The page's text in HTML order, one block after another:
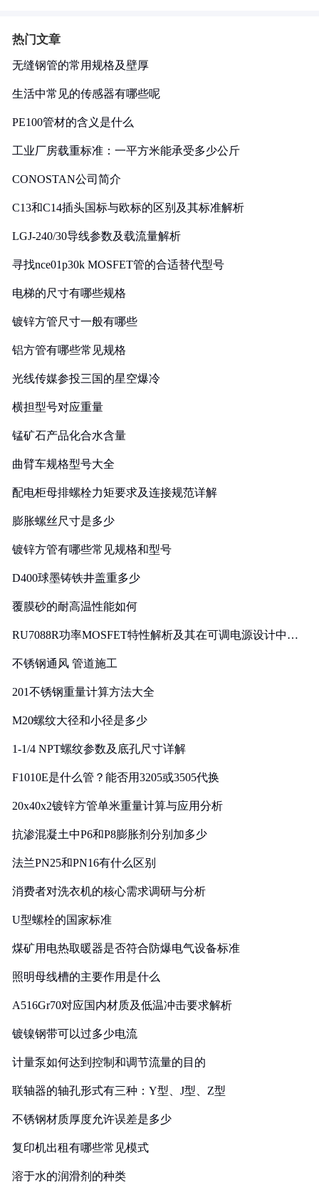
热门文章
无缝钢管的常用规格及壁厚
生活中常见的传感器有哪些呢
PE100管材的含义是什么
工业厂房载重标准：一平方米能承受多少公斤
CONOSTAN公司简介
C13和C14插头国标与欧标的区别及其标准解析
LGJ-240/30导线参数及载流量解析
寻找nce01p30k MOSFET管的合适替代型号
电梯的尺寸有哪些规格
镀锌方管尺寸一般有哪些
铝方管有哪些常见规格
光线传媒参投三国的星空爆冷
横担型号对应重量
锰矿石产品化合水含量
曲臂车规格型号大全
配电柜母排螺栓力矩要求及连接规范详解
膨胀螺丝尺寸是多少
镀锌方管有哪些常见规格和型号
D400球墨铸铁井盖重多少
覆膜砂的耐高温性能如何
RU7088R功率MOSFET特性解析及其在可调电源设计中的
不锈钢通风 管道施工
201不锈钢重量计算方法大全
M20螺纹大径和小径是多少
1-1/4 NPT螺纹参数及底孔尺寸详解
F1010E是什么管？能否用3205或3505代换
20x40x2镀锌方管单米重量计算与应用分析
抗渗混凝土中P6和P8膨胀剂分别加多少
法兰PN25和PN16有什么区别
消费者对洗衣机的核心需求调研与分析
U型螺栓的国家标准
煤矿用电热取暖器是否符合防爆电气设备标准
照明母线槽的主要作用是什么
A516Gr70对应国内材质及低温冲击要求解析
镀镍钢带可以过多少电流
计量泵如何达到控制和调节流量的目的
联轴器的轴孔形式有三种：Y型、J型、Z型
不锈钢材质厚度允许误差是多少
复印机出租有哪些常见模式
溶于水的润滑剂的种类